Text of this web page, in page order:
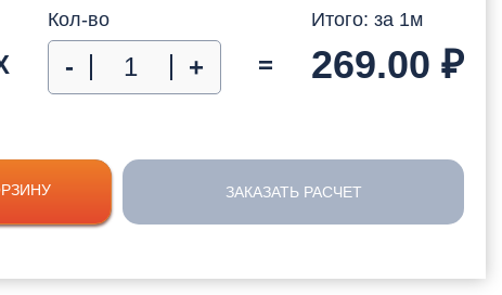
Кол-во
- + =
Итого: за 1м
269.00 ₽
ЗАКАЗАТЬ РАСЧЕТ